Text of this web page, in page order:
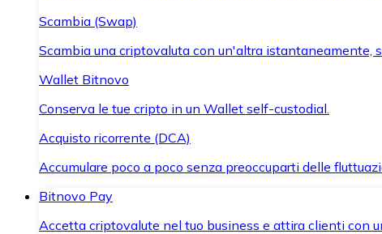
Scambia (Swap)
Scambia una criptovaluta con un'altra istantaneamente,
Wallet Bitnovo
Conserva le tue cripto in un Wallet self-custodial.
Acquisto ricorrente (DCA)
Accumulare poco a poco senza preoccuparti delle
Bitnovo Pay
Accetta criptovalute nel tuo business e attira clienti con